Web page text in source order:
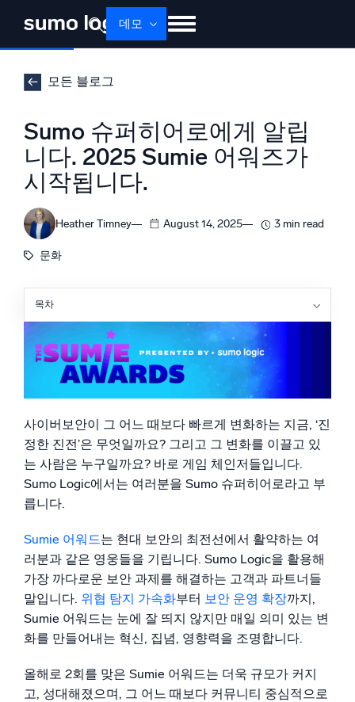
데모
제품 솔루션
Dojo AI 새로움
멀티에이전트 AI 플랫폼
플랫폼
모니터링, 문제 해결, 자동화 및 방어
AI/ML 기반
독자 알고리즘, 머신러닝 및 생성형 AI
지능형 보안 운영
SIEM
위협을 더 빠르게 발견하고 더 똑똑하게 대응
보안을 위한 로그
강력한 로그 가시성으로 클라우드 보안 강화
동적 가시성
모니터링 및 문제 해결
포괄적인 가시성으로 탐지 및 해결
강력한 통합
모든 블로그
Sumo 슈퍼히어로에게 알립
니다. 2025 Sumie 어워즈가
시작됩니다.
Heather Timney August 14, 2025 3 min read
문화
목차
슈퍼히어로와 같은 축하
사이버보안이 그 어느 때보다 빠르게 변화하는 지금, ‘진
정한 진전’은 무엇일까요? 그리고 그 변화를 이끌고 있
는 사람은 누구일까요? 바로 게임 체인저들입니다.
Sumo Logic에서는 여러분을 Sumo 슈퍼히어로라고 부
릅니다.
Sumie 어워드는 현대 보안의 최전선에서 활약하는 여
러분과 같은 영웅들을 기립니다. Sumo Logic을 활용해
가장 까다로운 보안 과제를 해결하는 고객과 파트너들
말입니다. 위협 탐지 가속화부터 보안 운영 확장까지,
Sumie 어워드는 눈에 잘 띄지 않지만 매일 의미 있는 변
화를 만들어내는 혁신, 집념, 영향력을 조명합니다.
올해로 2회를 맞은 Sumie 어워드는 더욱 규모가 커지
고, 성대해졌으며, 그 어느 때보다 커뮤니티 중심적으로